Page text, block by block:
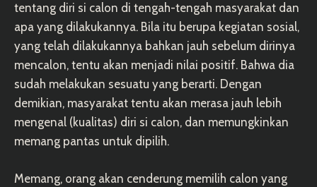
tentang diri si calon di tengah-tengah masyarakat dan
apa yang dilakukannya. Bila itu berupa kegiatan sosial,
yang telah dilakukannya bahkan jauh sebelum dirinya
mencalon, tentu akan menjadi nilai positif. Bahwa dia
sudah melakukan sesuatu yang berarti. Dengan
demikian, masyarakat tentu akan merasa jauh lebih
mengenal (kualitas) diri si calon, dan memungkinkan
memang pantas untuk dipilih.
Memang, orang akan cenderung memilih calon yang